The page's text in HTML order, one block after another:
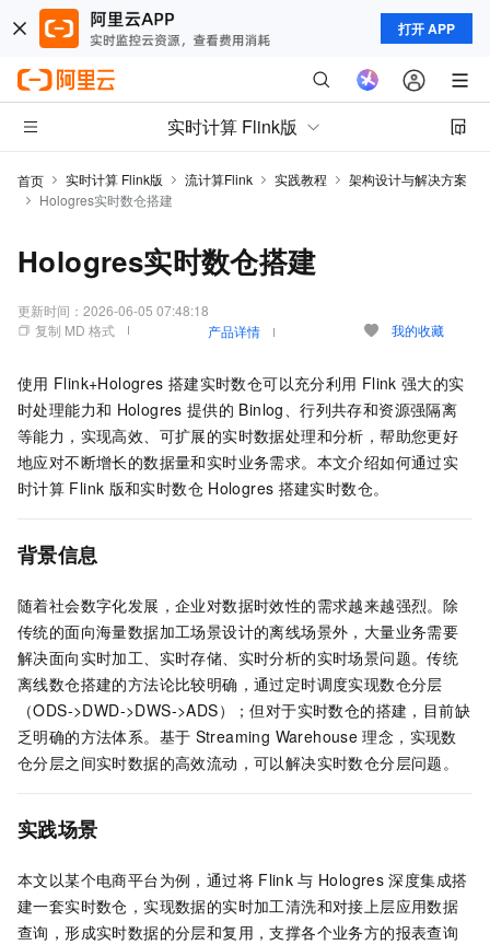
打开 APP
实时计算 Flink版
首页 实时计算 Flink版 流计算Flink 实践教程
架构设计与解决方案
Hologres实时数仓搭建
Hologres实时数仓搭建
更新时间： 2026-06-05 07:48:18
复制 MD 格式
产品详情 我的收藏
使用 Flink+Hologres 搭建实时数仓可以充分利用 Flink 强大的实
时处理能力和 Hologres 提供的 Binlog、行列共存和资源强隔离
等能力，实现高效、可扩展的实时数据处理和分析，帮助您更好
地应对不断增长的数据量和实时业务需求。本文介绍如何通过实
时计算 Flink 版和实时数仓 Hologres 搭建实时数仓。
背景信息
随着社会数字化发展，企业对数据时效性的需求越来越强烈。除
传统的面向海量数据加工场景设计的离线场景外，大量业务需要
解决面向实时加工、实时存储、实时分析的实时场景问题。传统
离线数仓搭建的方法论比较明确，通过定时调度实现数仓分层
（ODS->DWD->DWS->ADS）；但对于实时数仓的搭建，目前缺
乏明确的方法体系。基于 Streaming Warehouse 理念，实现数
仓分层之间实时数据的高效流动，可以解决实时数仓分层问题。
实践场景
本文以某个电商平台为例，通过将 Flink 与 Hologres 深度集成搭
建一套实时数仓，实现数据的实时加工清洗和对接上层应用数据
查询，形成实时数据的分层和复用，支撑各个业务方的报表查询